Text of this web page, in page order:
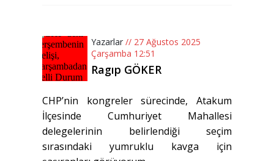
Yazarlar // 27 Ağustos 2025
Çarşamba 12:51
Ragıp GÖKER
CHP’nin kongreler sürecinde, Atakum
İlçesinde Cumhuriyet Mahallesi
delegelerinin belirlendiği seçim
sırasındaki yumruklu kavga için